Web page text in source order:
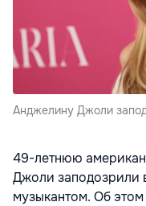
Анджелину Джоли
49-летнюю
Джоли заподозрили
музыкантом. Об этом